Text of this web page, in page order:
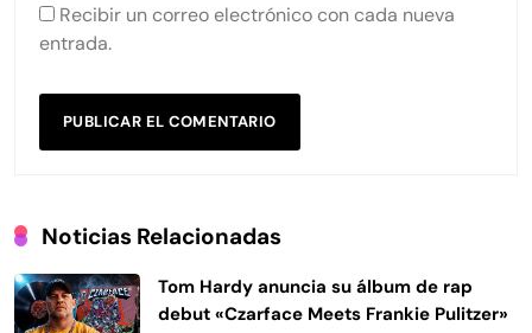
Recibir un correo electrónico con cada nueva
entrada.
Noticias Relacionadas
Tom Hardy anuncia su álbum de rap
debut «Czarface Meets Frankie Pulitzer»